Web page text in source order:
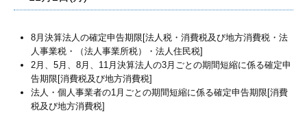
8月決算法人の確定申告期限[法人税・消費税及び地方消費税・法
人事業税・（法人事業所税）・法人住民税]
2月、5月、8月、11月決算法人の3月ごとの期間短縮に係る確定申
告期限[消費税及び地方消費税]
法人・個人事業者の1月ごとの期間短縮に係る確定申告期限[消費
税及び地方消費税]